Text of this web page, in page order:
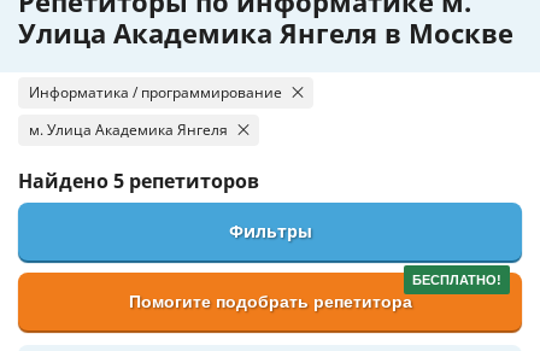
Улица Академика Янгеля в Москве
Информатика / программирование
м. Улица Академика Янгеля
Найдено5 репетиторов
Фильтры
БЕСПЛАТНО!
Помогите подобрать репетитора